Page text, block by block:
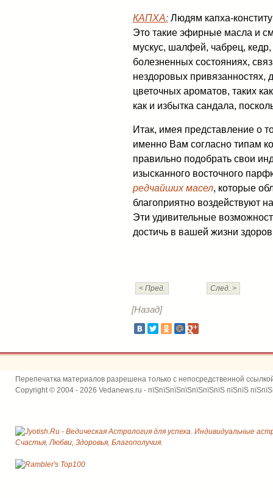
КАПХА:Людям капха-
Это такие эфирные масла и
мускус, шалфей, чабрец,
болезненных состояниях,
нездоровых привязанностях,
цветочных ароматов, таких
как и избытка сандала,
Итак, имея представление о
именно Вам согласно типам
правильно подобрать свои
изысканного восточного
редчайших масел, которые
благоприятно воздействуют
Эти удивительные
достичь в вашей жизни
< Пред. След. >
[Назад]
Перепечатка материалов разрешена только с непосредственной
Copyright © 2004 - 2026 Vedanews.ru - пїЅпїЅпїЅпїЅпїЅпїЅпїЅ пїЅпїЅ